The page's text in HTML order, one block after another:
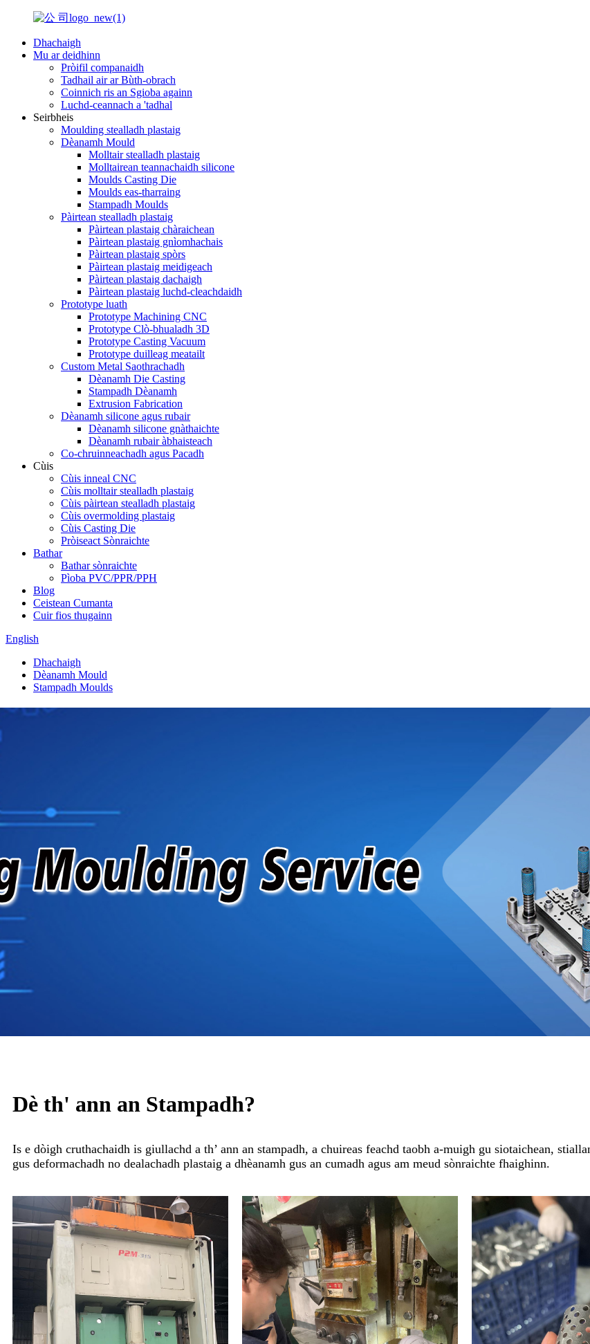
Dhachaigh
Mu ar deidhinn
Pròifil companaidh
Tadhail air ar Bùth-obrach
Coinnich ris an Sgioba againn
Luchd-ceannach a 'tadhal
Seirbheis
Moulding stealladh plastaig
Dèanamh Mould
Molltair stealladh plastaig
Molltairean teannachaidh silicone
Moulds Casting Die
Moulds eas-tharraing
Stampadh Moulds
Pàirtean stealladh plastaig
Pàirtean plastaig chàraichean
Pàirtean plastaig gnìomhachais
Pàirtean plastaig spòrs
Pàirtean plastaig meidigeach
Pàirtean plastaig dachaigh
Pàirtean plastaig luchd-cleachdaidh
Prototype luath
Prototype Machining CNC
Prototype Clò-bhualadh 3D
Prototype Casting Vacuum
Prototype duilleag meatailt
Custom Metal Saothrachadh
Dèanamh Die Casting
Stampadh Dèanamh
Extrusion Fabrication
Dèanamh silicone agus rubair
Dèanamh silicone gnàthaichte
Dèanamh rubair àbhaisteach
Co-chruinneachadh agus Pacadh
Cùis
Cùis inneal CNC
Cùis molltair stealladh plastaig
Cùis pàirtean stealladh plastaig
Cùis overmolding plastaig
Cùis Casting Die
Pròiseact Sònraichte
Bathar
Bathar sònraichte
Pìoba PVC/PPR/PPH
Blog
Ceistean Cumanta
Cuir fios thugainn
English
Dhachaigh
Dèanamh Mould
Stampadh Moulds
Dè th' ann an Stampadh?
Is e dòigh cruthachaidh is giullachd a th’ ann an stampadh, a chuireas feachd taobh a-muigh gu siotaichean,
gus deformachadh no dealachadh plastaig a dhèanamh gus an cumadh agus am meud sònraichte fhaighinn.